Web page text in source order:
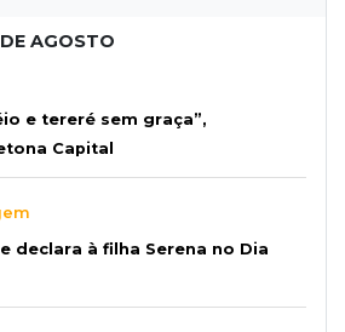
AGOSTO
e tereré sem graça”,
Capital
declara à filha Serena no Dia